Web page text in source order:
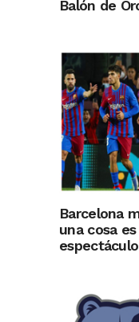
Balón de
Barcelona
una cosa
espectáculo